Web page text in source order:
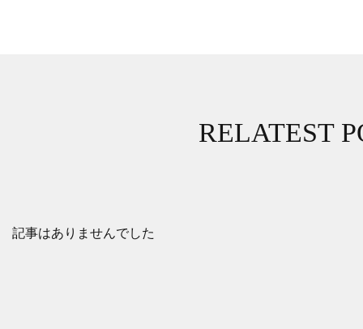
RELATEST
記事はありませんでした